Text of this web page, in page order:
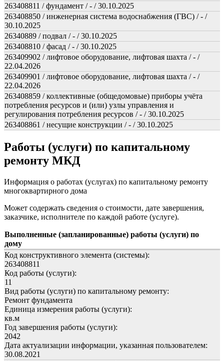
263408811 / фундамент / - / 30.10.2025
263408850 / инженерная система водоснабжения (ГВС) / - /
30.10.2025
26340889 / подвал / - / 30.10.2025
263408810 / фасад / - / 30.10.2025
263409902 / лифтовое оборудование, лифтовая шахта / - /
22.04.2026
263409901 / лифтовое оборудование, лифтовая шахта / - /
22.04.2026
263408859 / коллективные (общедомовые) приборы учёта
потребления ресурсов и (или) узлы управления и
регулирования потребления ресурсов / - / 30.10.2025
263408861 / несущие конструкции / - / 30.10.2025
Работы (услуги) по капитальному
ремонту МКД
Информация о работах (услугах) по капитальному ремонту
многоквартирного дома
Может содержать сведения о стоимости, дате завершения,
заказчике, исполнителе по каждой работе (услуге).
Выполненные (запланированные) работы (услуги) по
дому
Код конструктивного элемента (системы):
263408811
Код работы (услуги):
11
Вид работы (услуги) по капитальному ремонту:
Ремонт фундамента
Единица измерения работы (услуги):
кв.м
Год завершения работы (услуги):
2042
Дата актуализации информации, указанная пользователем:
30.08.2021